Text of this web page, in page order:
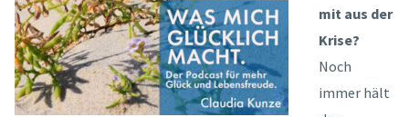
mit aus der
Krise?
Noch
immer hält